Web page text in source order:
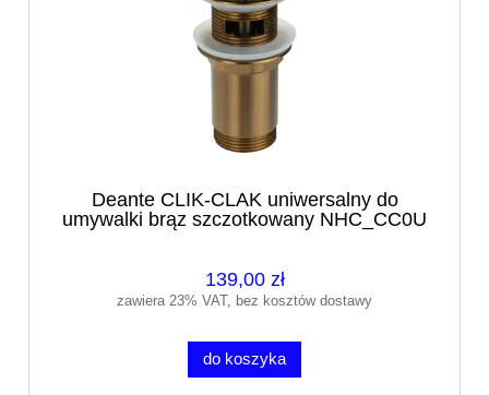
Deante CLIK-CLAK uniwersalny do
umywalki brąz szczotkowany NHC_CC0U
139,00 zł
zawiera 23% VAT, bez kosztów dostawy
do koszyka